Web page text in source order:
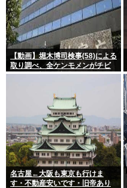
【動画】堀木博司検事(58)による
取り調べ、全ケンモメンがチビ
るくらい怖いと話題に
名古屋←大阪も東京も行けま
す・不動産安いです・旧帝あり